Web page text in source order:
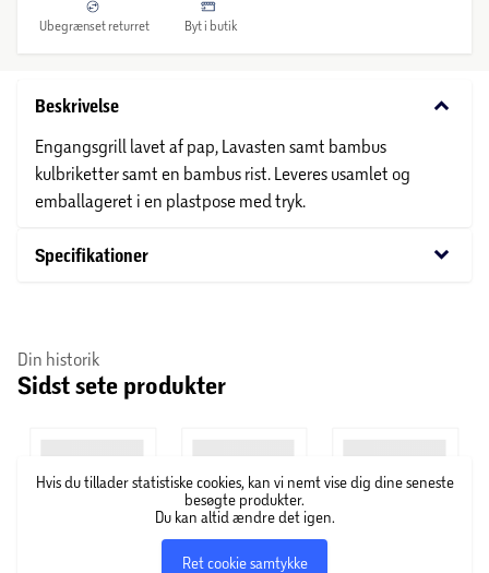
Ubegrænset returret Byt i butik
Beskrivelse keyboard_arrow_down
Engangsgrill lavet af pap, Lavasten samt bambus
kulbriketter samt en bambus rist. Leveres usamlet og
emballageret i en plastpose med tryk.
Specifikationer keyboard_arrow_down
Din historik
Sidst sete produkter
Hvis du tillader statistiske cookies, kan vi nemt vise dig dine seneste
besøgte produkter.
Du kan altid ændre det igen.
Ret cookie samtykke